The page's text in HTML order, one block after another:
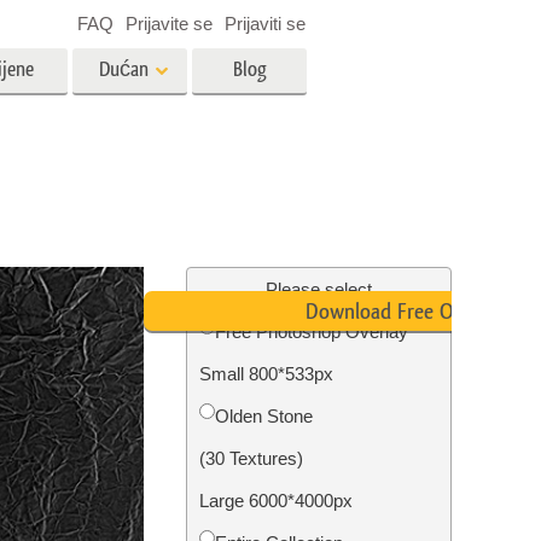
Obnova fotografija
Dućan Blog
FAQ Prijavite se Prijaviti se
Please select
Free Photoshop Overlay
Small 800*533px
Olden Stone
(30 Textures)
Large 6000*4000px
Download Free Overlay